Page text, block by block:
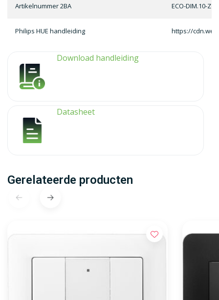
Artikelnummer 2BA ECO-DIM.10-
Philips HUE handleiding https://
Download handleiding
Datasheet
Gerelateerde producten